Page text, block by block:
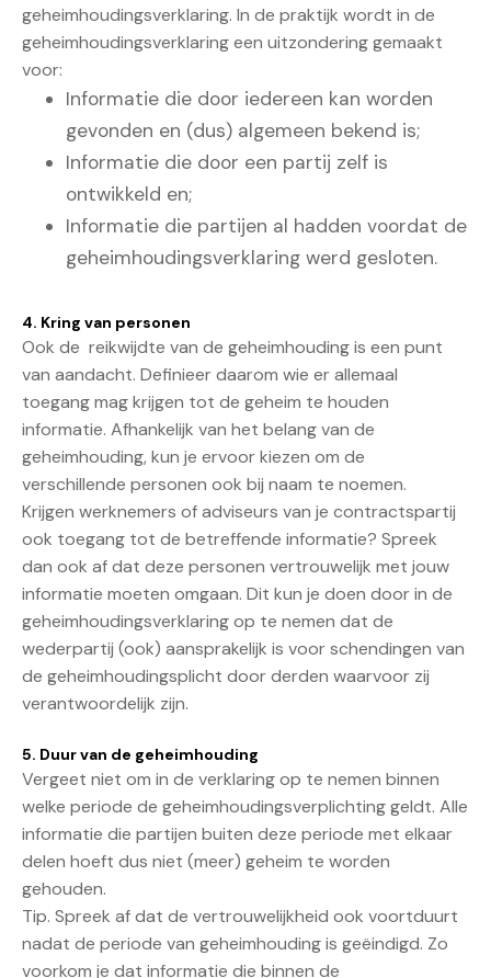
geheimhoudingsverklaring. In de praktijk wordt in de
geheimhoudingsverklaring een uitzondering gemaakt
voor:
Informatie die door iedereen kan worden
gevonden en (dus) algemeen bekend is;
Informatie die door een partij zelf is
ontwikkeld en;
Informatie die partijen al hadden voordat de
geheimhoudingsverklaring werd gesloten.
4. Kring van personen
Ook de reikwijdte van de geheimhouding is een punt
van aandacht. Definieer daarom wie er allemaal
toegang mag krijgen tot de geheim te houden
informatie. Afhankelijk van het belang van de
geheimhouding, kun je ervoor kiezen om de
verschillende personen ook bij naam te noemen.
Krijgen werknemers of adviseurs van je contractspartij
ook toegang tot de betreffende informatie? Spreek
dan ook af dat deze personen vertrouwelijk met jouw
informatie moeten omgaan. Dit kun je doen door in de
geheimhoudingsverklaring op te nemen dat de
wederpartij (ook) aansprakelijk is voor schendingen van
de geheimhoudingsplicht door derden waarvoor zij
verantwoordelijk zijn.
5. Duur van de geheimhouding
Vergeet niet om in de verklaring op te nemen binnen
welke periode de geheimhoudingsverplichting geldt. Alle
informatie die partijen buiten deze periode met elkaar
delen hoeft dus niet (meer) geheim te worden
gehouden.
Tip. Spreek af dat de vertrouwelijkheid ook voortduurt
nadat de periode van geheimhouding is geëindigd. Zo
voorkom je dat informatie die binnen de